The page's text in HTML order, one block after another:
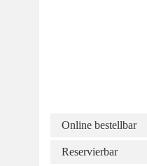
Online bestellbar
Reservierbar